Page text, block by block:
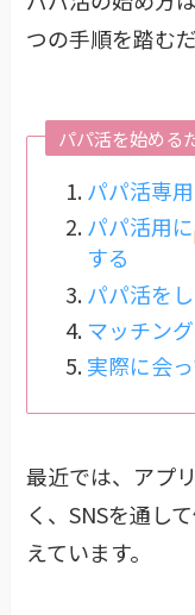
つの手順を踏むだ
パパ活を始める
パパ活専
パパ活用に
する
パパ活を
マッチン
実際に会
最近では、アプ
く、SNSを通し
えています。